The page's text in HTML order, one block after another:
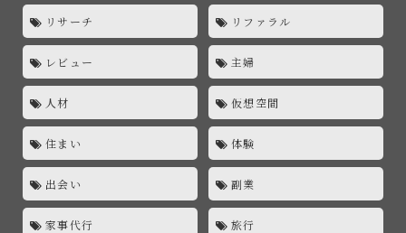
リサーチ リファラル
レビュー 主婦
人材 仮想空間
住まい 体験
出会い 副業
家事代行 旅行